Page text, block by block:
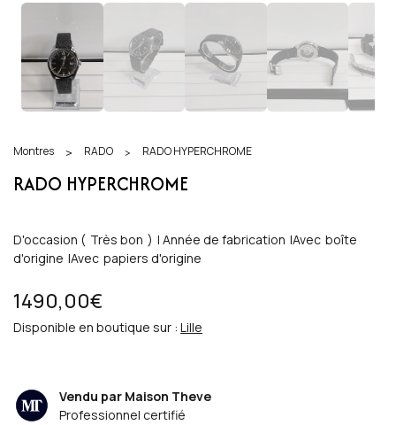
Montres > RADO > RADO HYPERCHROME
RADO HYPERCHROME
D'occasion ( Très bon ) | Année de fabrication |Avec boîte
d'origine |Avec papiers d'origine
1490,00€
Disponible en boutique sur : Lille
Vendu par Maison Theve
Professionnel certifié